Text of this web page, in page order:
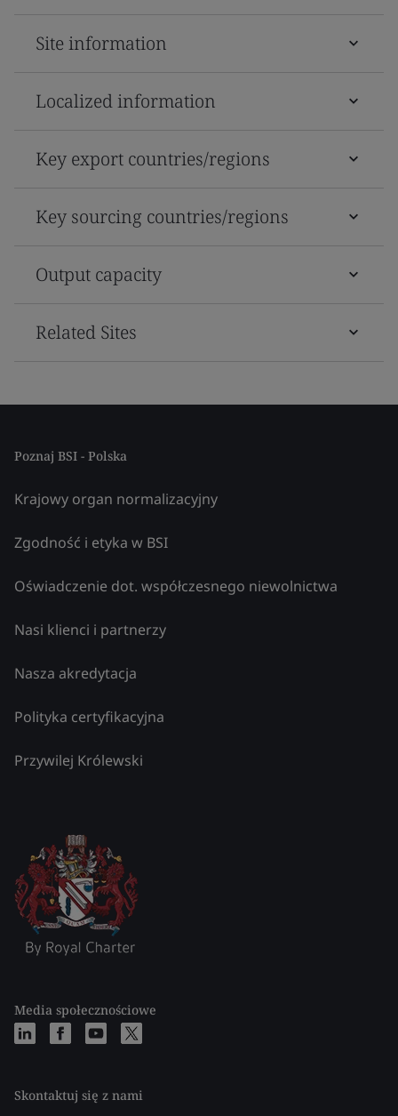
Site information
Localized information
Key export countries/regions
Key sourcing countries/regions
Output capacity
Related Sites
Poznaj BSI - Polska
Krajowy organ normalizacyjny
Zgodność i etyka w BSI
Oświadczenie dot. współczesnego niewolnictwa
Nasi klienci i partnerzy
Nasza akredytacja
Polityka certyfikacyjna
Przywilej Królewski
Media społecznościowe
Skontaktuj się z nami